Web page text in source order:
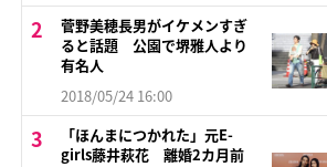
菅野美穂長男がイケメンすぎ
ると話題 公園で堺雅人より
有名人
2018/05/24 16:00
「ほんまにつかれた」元E-
girls藤井萩花 離婚2カ月前